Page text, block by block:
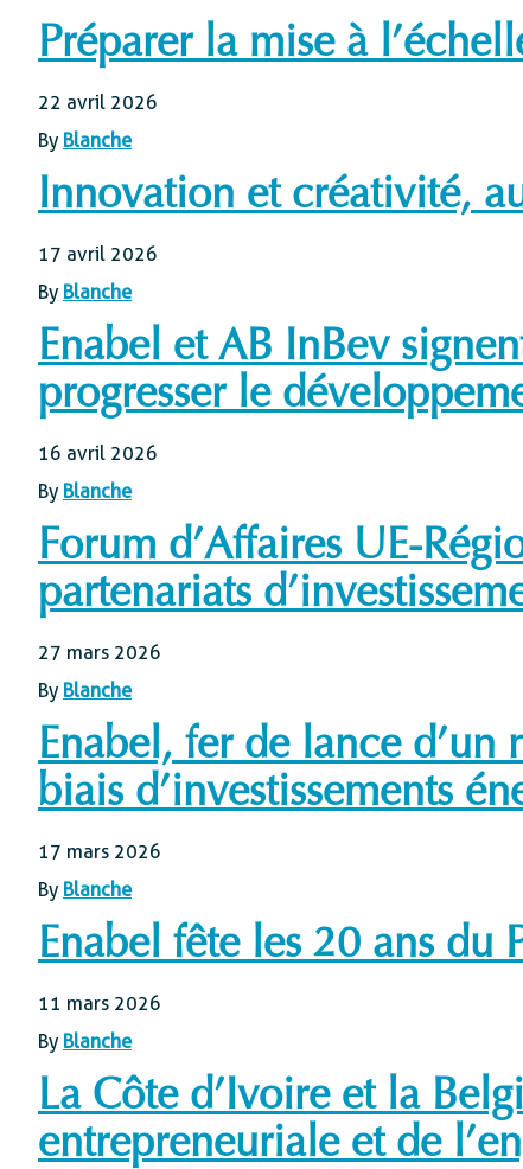
Protection sociale
Préparer la mise à
22 avril 2026
By Blanche
Innovation et créativité,
17 avril 2026
By Blanche
Enabel et AB InBev
progresser le
16 avril 2026
By Blanche
Forum d’Affaires UE-
partenariats
27 mars 2026
By Blanche
Enabel, fer de lance
biais d’investissements
17 mars 2026
By Blanche
Enabel fête les 20 ans du
11 mars 2026
By Blanche
La Côte d’Ivoire et la
entrepreneuriale et de